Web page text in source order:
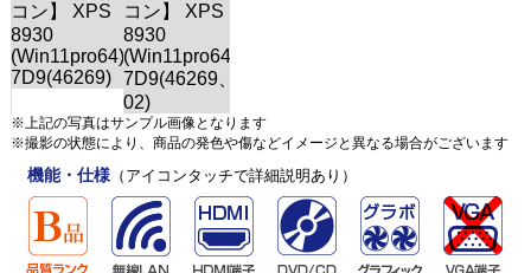
※上記の写真はサンプル画像となります
※撮影の状態により、商品の発色や傷などイメージと異なる場合がございます
機能・仕様（アイコンタッチで詳細説明あり）